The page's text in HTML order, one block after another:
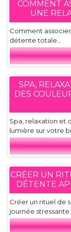
COMMENT
UNE
Comment
détente totale...
SPA,
DES
Spa, relaxation et
lumière sur votre
CRÉER UN
DÉTENTE
Créer un rituel de
journée stressante...